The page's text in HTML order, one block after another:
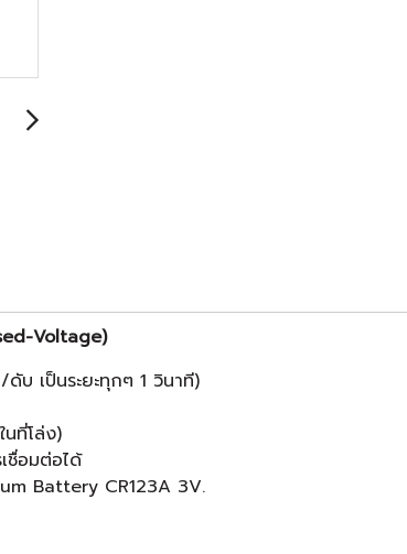
Voltage)
บ เป็นระยะทุกๆ 1 วินาที)
ที่โล่ง)
ชื่อมต่อได้
Battery CR123A 3V.